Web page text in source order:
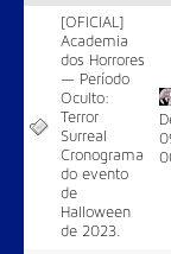
[OFICIAL]
Academia
dos Horrores
— Período
Oculto:
Terror
Surreal
Cronograma
do evento
de
Halloween
de 2023.